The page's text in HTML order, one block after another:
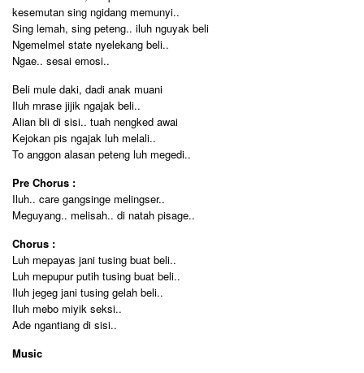
kesemutan sing ngidang memunyi..
Sing lemah, sing peteng.. iluh nguyak beli
Ngemelmel state nyelekang beli..
Ngae.. sesai emosi..
Beli mule daki, dadi anak muani
Iluh mrase jijik ngajak beli..
Alian bli di sisi.. tuah nengked awai
Kejokan pis ngajak luh melali..
To anggon alasan peteng luh megedi..
Pre Chorus :
Iluh.. care gangsinge melingser..
Meguyang.. melisah.. di natah pisage..
Chorus :
Luh mepayas jani tusing buat beli..
Luh mepupur putih tusing buat beli..
Iluh jegeg jani tusing gelah beli..
Iluh mebo miyik seksi..
Ade ngantiang di sisi..
Music